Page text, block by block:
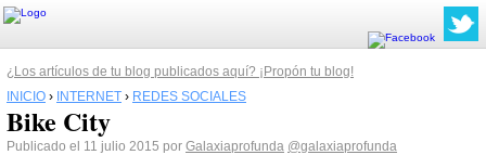
¿Los artículos de tu blog publicados aquí? ¡Propón tu blog!
INICIO › INTERNET › REDES SOCIALES
Bike City
Publicado el 11 julio 2015 por Galaxiaprofunda @galaxiaprofunda